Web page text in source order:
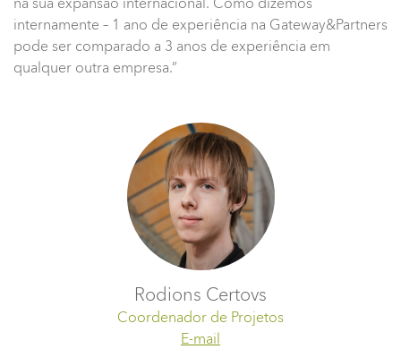
na sua expansão internacional. Como dizemos
internamente – 1 ano de experiência na Gateway&Partners
pode ser comparado a 3 anos de experiência em
qualquer outra empresa.”
Rodions Certovs
Coordenador de Projetos
E-mail